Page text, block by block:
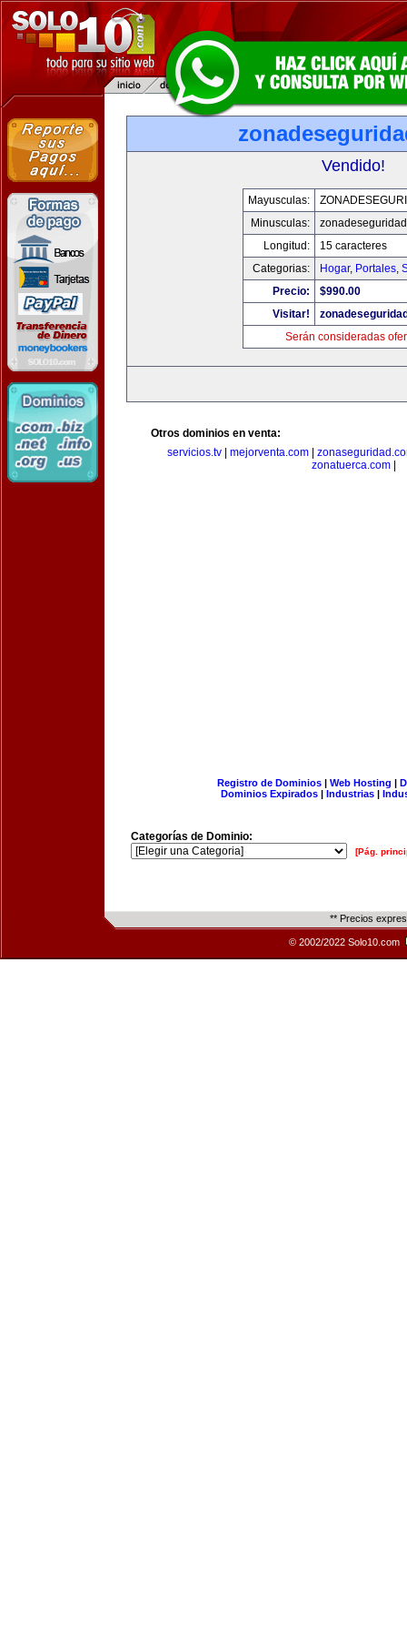
Vendido!
Mayusculas:
Minusculas:
Longitud:
15 caracteres
Categorias:
Hogar, Portales,
Precio:
$990.00
Visitar!
Serán consideradas
Otros dominios en venta:
servicios.tv| mejorventa.com|
zonatuerca.com|
Registro de Dominios| Web Hosting |
Dominios Expirados | Industrias |
Categorías de Dominio:
[Pág.
** Precios
© 2002/2022 Solo10.com